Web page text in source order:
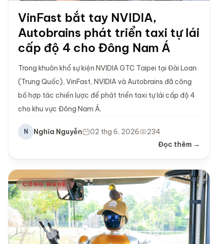
VinFast bắt tay NVIDIA,
Autobrains phát triển taxi tự lái
cấp độ 4 cho Đông Nam Á
Trong khuôn khổ sự kiện NVIDIA GTC Taipei tại Đài Loan
(Trung Quốc), VinFast, NVIDIA và Autobrains đã công
bố hợp tác chiến lược để phát triển taxi tự lái cấp độ 4
cho khu vực Đông Nam Á.
N Nghĩa Nguyễn 02 thg 6, 2026
234
Đọc thêm →
CÔNG NGHỆ